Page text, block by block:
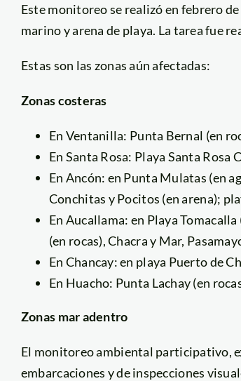
Este monitoreo se realizó en febrero
marino y arena de playa. La tarea fue
Estas son las zonas aún afectadas:
Zonas costeras
En Ventanilla: Punta Bernal (en
En Santa Rosa: Playa Santa Rosa
En Ancón: en Punta Mulatas (en
Conchitas y Pocitos (en arena);
En Aucallama: en Playa
(en rocas), Chacra y Mar,
En Chancay: en playa Puerto de
En Huacho: Punta Lachay (en
Zonas mar adentro
El monitoreo ambiental participativo,
embarcaciones y de inspecciones